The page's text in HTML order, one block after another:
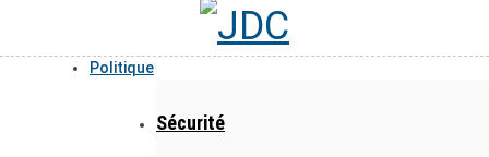
Politique
Sécurité